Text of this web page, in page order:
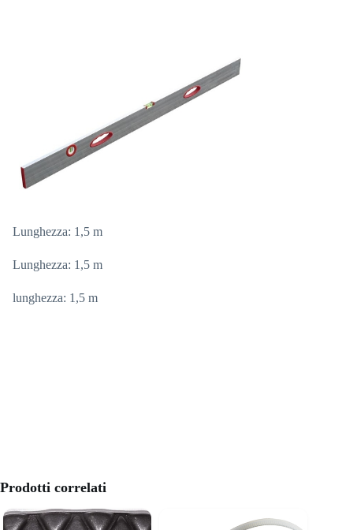
Lunghezza: 1,5 m
Lunghezza: 1,5 m
lunghezza: 1,5 m
Prodotti correlati